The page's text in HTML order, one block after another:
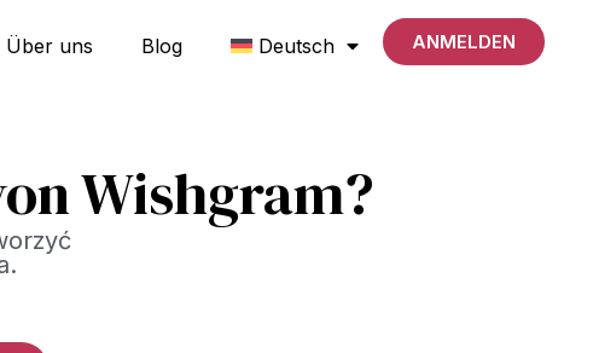
ANMELDEN
Über uns Blog Deutsch
Wishgram?